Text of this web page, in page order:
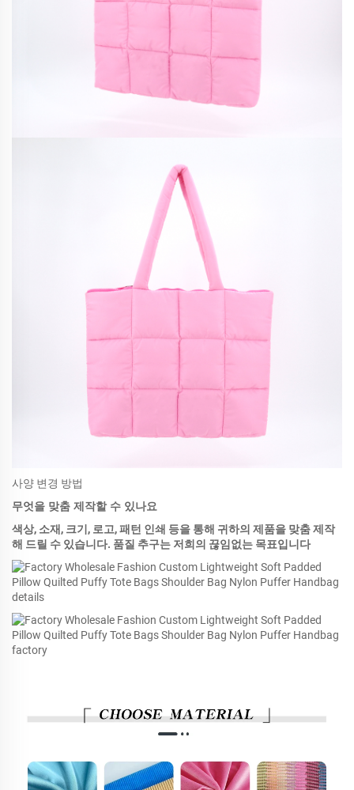
사양 변경 방법
무엇을 맞춤 제작할 수 있나요
색상, 소재, 크기, 로고, 패턴 인쇄 등을 통해 귀하의 제품을 맞춤 제작
해 드릴 수 있습니다. 품질 추구는 저희의 끊임없는 목표입니다